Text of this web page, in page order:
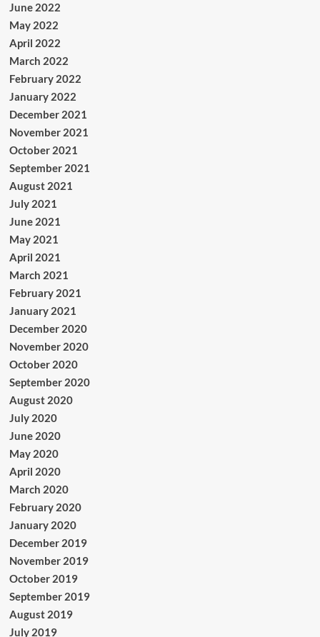
June 2022
May 2022
April 2022
March 2022
February 2022
January 2022
December 2021
November 2021
October 2021
September 2021
August 2021
July 2021
June 2021
May 2021
April 2021
March 2021
February 2021
January 2021
December 2020
November 2020
October 2020
September 2020
August 2020
July 2020
June 2020
May 2020
April 2020
March 2020
February 2020
January 2020
December 2019
November 2019
October 2019
September 2019
August 2019
July 2019